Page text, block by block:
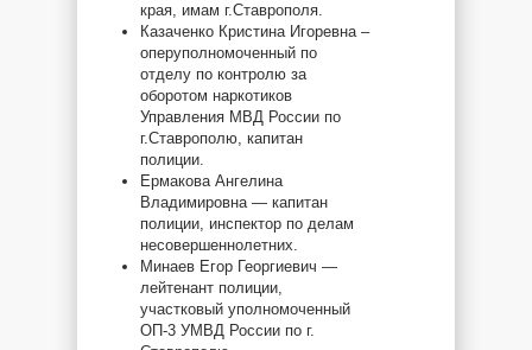
края, имам г.Ставрополя.
Казаченко Кристина Игоревна –
оперуполномоченный по
отделу по контролю за
оборотом наркотиков
Управления МВД России по
г.Ставрополю, капитан
полиции.
Ермакова Ангелина
Владимировна — капитан
полиции, инспектор по делам
несовершеннолетних.
Минаев Егор Георгиевич —
лейтенант полиции,
участковый уполномоченный
ОП-3 УМВД России по г.